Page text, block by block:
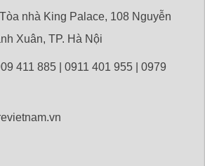
nhà King Palace, 108 Nguyễn
Xuân, TP. Hà Nội
411 885 | 0911 401 955 | 0979